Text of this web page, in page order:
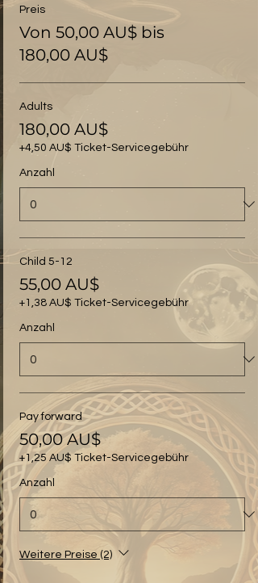
Preis
Von 50,00 AU$ bis
180,00 AU$
Adults
180,00 AU$
+4,50 AU$ Ticket-Servicegebühr
Anzahl
Child 5-12
55,00 AU$
+1,38 AU$ Ticket-Servicegebühr
Anzahl
Pay forward
50,00 AU$
+1,25 AU$ Ticket-Servicegebühr
Anzahl
Weitere Preise (2)